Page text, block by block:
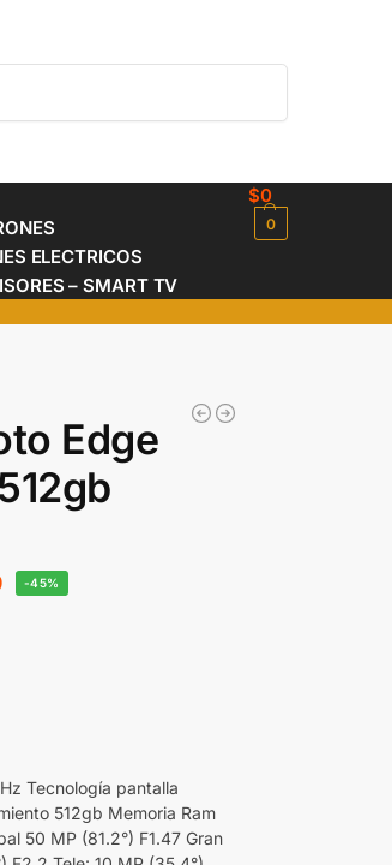
ELECTRICOS
– SMART TV
$0
0
Edge
-45%
Tecnología pantalla
512gb Memoria Ram
50 MP (81.2°) F1.47 Gran